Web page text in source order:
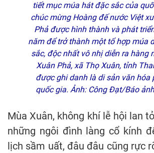
tiết mục múa hát đặc sắc của
chúc mừng Hoàng đế nước Việt
Phả được hình thành và phát
năm để trở thành một tổ hợp múa
sắc, độc nhất vô nhị diễn ra hàng
Xuân Phả, xã Thọ Xuân, tỉnh
được ghi danh là di sản văn hóa
quốc gia. Ảnh: Công Đạt/Báo
Mùa Xuân, không khí lễ hội lan
những ngôi đình làng cổ kính
lịch sầm uất, đâu đâu cũng rực